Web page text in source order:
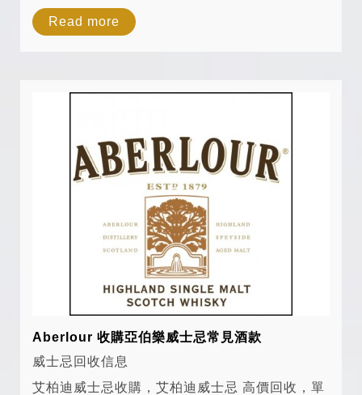
價。 艾柏迪12年、艾柏迪16年、艾柏迪18年、
艾柏迪21年、艾柏迪28年、艾柏迪40年、艾柏迪
Read more
Aberlour 收購亞伯樂威士忌常見酒款
威士忌回收信息
艾柏迪威士忌收購，艾柏迪威士忌 高價回收，單